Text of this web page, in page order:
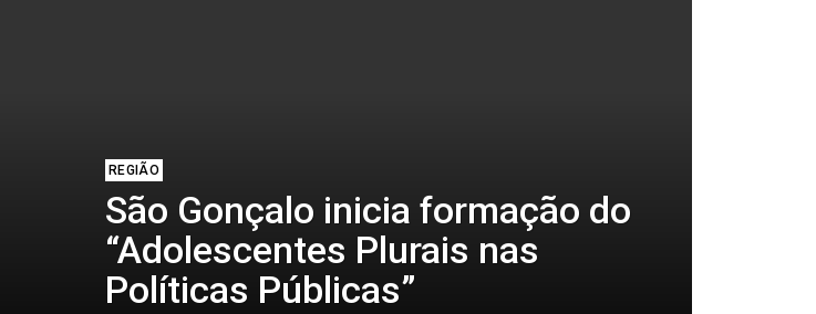
REGIÃO
São Gonçalo inicia formação do
“Adolescentes Plurais nas
Políticas Públicas”